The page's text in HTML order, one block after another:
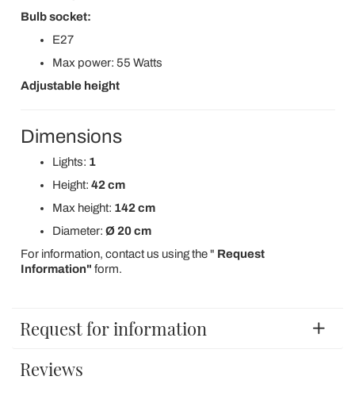
Bulb socket:
E27
Max power: 55 Watts
Adjustable height
Dimensions
Lights: 1
Height: 42 cm
Max height: 142 cm
Diameter: Ø 20 cm
For information, contact us using the " Request
Information" form.
Request for information
Reviews